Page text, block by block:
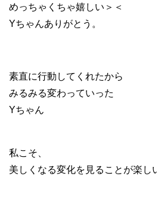
めっちゃくちゃ嬉しい＞＜
Yちゃんありがとう。
素直に行動してくれたから
みるみる変わっていった
Yちゃん
私こそ、
美しくなる変化を見ることが楽し